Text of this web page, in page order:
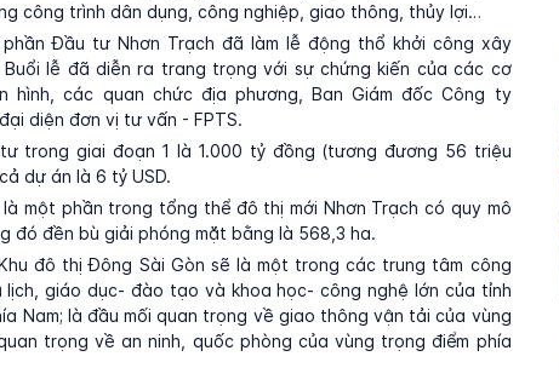
công trình dân dụng, công nghiệp, giao thông, thủy lợi…
Đầu tư Nhơn Trạch đã làm lễ động thổ khởi công xây
lễ đã diễn ra trang trọng với sự chứng kiến của các cơ
hình, các quan chức địa phương, Ban Giám đốc Công ty
diện đơn vị tư vấn - FPTS.
trong giai đoạn 1 là 1.000 tỷ đồng (tương đương 56 triệu
dự án là 6 tỷ USD.
một phần trong tổng thể đô thị mới Nhơn Trạch có quy mô
đó đền bù giải phóng mặt bằng là 568,3 ha.
đô thị Đông Sài Gòn sẽ là một trong các trung tâm công
lịch, giáo dục- đào tạo và khoa học- công nghệ lớn của tỉnh
Nam; là đầu mối quan trọng về giao thông vận tải của vùng
trọng về an ninh, quốc phòng của vùng trọng điểm phía